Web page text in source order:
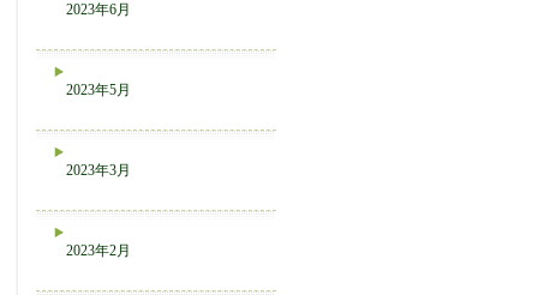
2023年6月
2023年5月
2023年3月
2023年2月